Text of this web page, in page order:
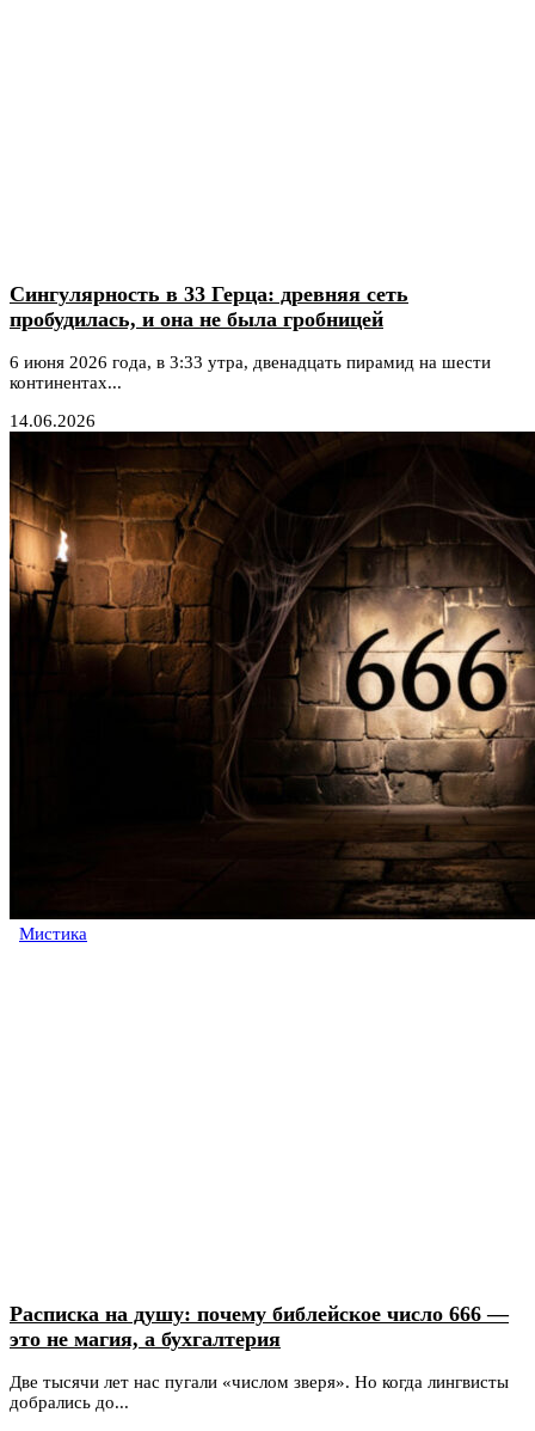
Сингулярность в 33 Герца: древняя сеть
пробудилась, и она не была гробницей
6 июня 2026 года, в 3:33 утра, двенадцать пирамид на шести
континентах...
14.06.2026
Мистика
Расписка на душу: почему библейское число 666 —
это не магия, а бухгалтерия
Две тысячи лет нас пугали «числом зверя». Но когда лингвисты
добрались до...